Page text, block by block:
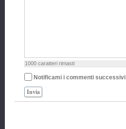
1000 caratteri rimasti
Notificami i commenti successivi
Invia